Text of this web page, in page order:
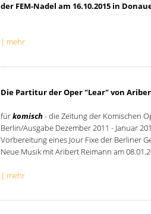
der FEM-Nadel am 16.10.2015 in
| mehr
Die Partitur der Oper "Lear" von
fürkomisch- die Zeitung der Komischen
Berlin/Ausgabe Dezember 2011 - Januar
Vorbereitung eines Jour Fixe der Berliner
Neue Musik mit Aribert Reimann am
| mehr